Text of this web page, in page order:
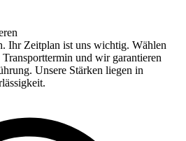
Ihr Zeitplan ist uns wichtig. Wählen
und wir garantieren
Unsere Stärken liegen in